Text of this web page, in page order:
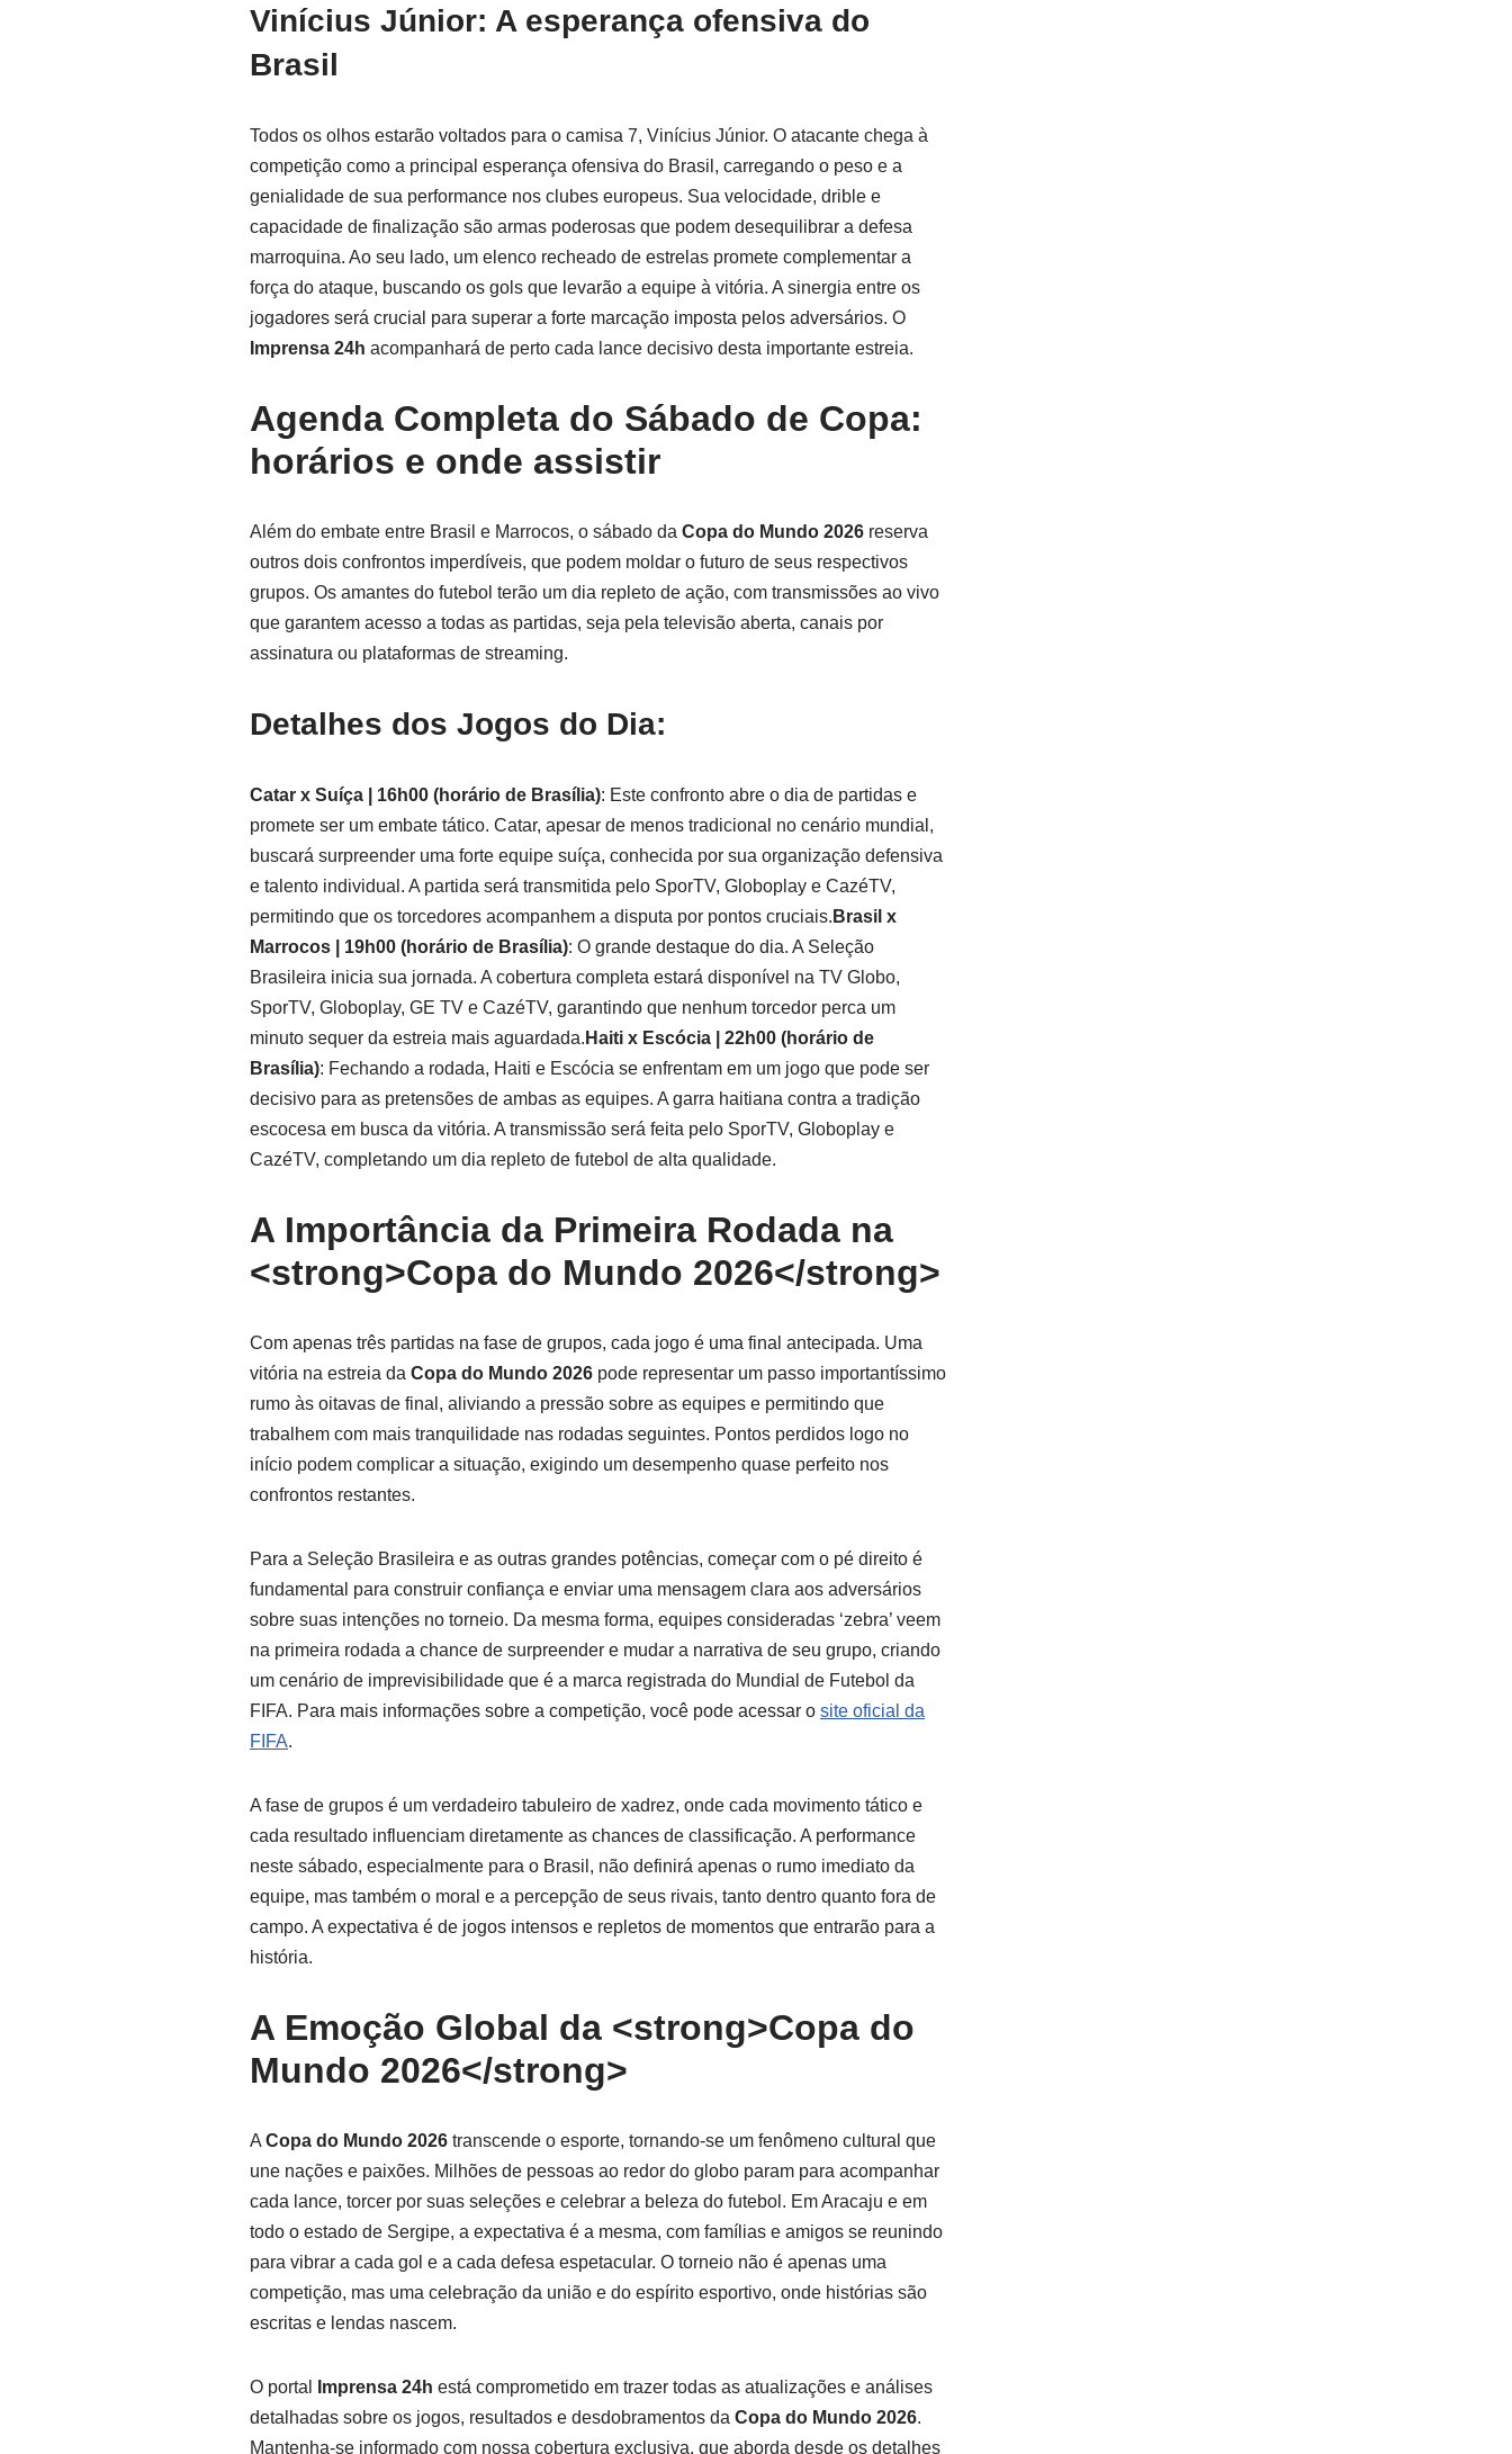
Vinícius Júnior: A esperança ofensiva do
Brasil
Todos os olhos estarão voltados para o camisa 7, Vinícius Júnior. O atacante chega à
competição como a principal esperança ofensiva do Brasil, carregando o peso e a
genialidade de sua performance nos clubes europeus. Sua velocidade, drible e
capacidade de finalização são armas poderosas que podem desequilibrar a defesa
marroquina. Ao seu lado, um elenco recheado de estrelas promete complementar a
força do ataque, buscando os gols que levarão a equipe à vitória. A sinergia entre os
jogadores será crucial para superar a forte marcação imposta pelos adversários. O
Imprensa 24h acompanhará de perto cada lance decisivo desta importante estreia.
Agenda Completa do Sábado de Copa:
horários e onde assistir
Além do embate entre Brasil e Marrocos, o sábado da Copa do Mundo 2026 reserva
outros dois confrontos imperdíveis, que podem moldar o futuro de seus respectivos
grupos. Os amantes do futebol terão um dia repleto de ação, com transmissões ao vivo
que garantem acesso a todas as partidas, seja pela televisão aberta, canais por
assinatura ou plataformas de streaming.
Detalhes dos Jogos do Dia:
Catar x Suíça | 16h00 (horário de Brasília): Este confronto abre o dia de partidas e
promete ser um embate tático. Catar, apesar de menos tradicional no cenário mundial,
buscará surpreender uma forte equipe suíça, conhecida por sua organização defensiva
e talento individual. A partida será transmitida pelo SporTV, Globoplay e CazéTV,
permitindo que os torcedores acompanhem a disputa por pontos cruciais. Brasil x
Marrocos | 19h00 (horário de Brasília): O grande destaque do dia. A Seleção
Brasileira inicia sua jornada. A cobertura completa estará disponível na TV Globo,
SporTV, Globoplay, GE TV e CazéTV, garantindo que nenhum torcedor perca um
minuto sequer da estreia mais aguardada. Haiti x Escócia | 22h00 (horário de
Brasília): Fechando a rodada, Haiti e Escócia se enfrentam em um jogo que pode ser
decisivo para as pretensões de ambas as equipes. A garra haitiana contra a tradição
escocesa em busca da vitória. A transmissão será feita pelo SporTV, Globoplay e
CazéTV, completando um dia repleto de futebol de alta qualidade.
A Importância da Primeira Rodada na
<strong>Copa do Mundo 2026</strong>
Com apenas três partidas na fase de grupos, cada jogo é uma final antecipada. Uma
vitória na estreia da Copa do Mundo 2026 pode representar um passo importantíssimo
rumo às oitavas de final, aliviando a pressão sobre as equipes e permitindo que
trabalhem com mais tranquilidade nas rodadas seguintes. Pontos perdidos logo no
início podem complicar a situação, exigindo um desempenho quase perfeito nos
confrontos restantes.
Para a Seleção Brasileira e as outras grandes potências, começar com o pé direito é
fundamental para construir confiança e enviar uma mensagem clara aos adversários
sobre suas intenções no torneio. Da mesma forma, equipes consideradas ‘zebra’ veem
na primeira rodada a chance de surpreender e mudar a narrativa de seu grupo, criando
um cenário de imprevisibilidade que é a marca registrada do Mundial de Futebol da
FIFA. Para mais informações sobre a competição, você pode acessar o site oficial da
FIFA.
A fase de grupos é um verdadeiro tabuleiro de xadrez, onde cada movimento tático e
cada resultado influenciam diretamente as chances de classificação. A performance
neste sábado, especialmente para o Brasil, não definirá apenas o rumo imediato da
equipe, mas também o moral e a percepção de seus rivais, tanto dentro quanto fora de
campo. A expectativa é de jogos intensos e repletos de momentos que entrarão para a
história.
A Emoção Global da <strong>Copa do
Mundo 2026</strong>
A Copa do Mundo 2026 transcende o esporte, tornando-se um fenômeno cultural que
une nações e paixões. Milhões de pessoas ao redor do globo param para acompanhar
cada lance, torcer por suas seleções e celebrar a beleza do futebol. Em Aracaju e em
todo o estado de Sergipe, a expectativa é a mesma, com famílias e amigos se reunindo
para vibrar a cada gol e a cada defesa espetacular. O torneio não é apenas uma
competição, mas uma celebração da união e do espírito esportivo, onde histórias são
escritas e lendas nascem.
O portal Imprensa 24h está comprometido em trazer todas as atualizações e análises
detalhadas sobre os jogos, resultados e desdobramentos da Copa do Mundo 2026.
Mantenha-se informado com nossa cobertura exclusiva, que aborda desde os detalhes